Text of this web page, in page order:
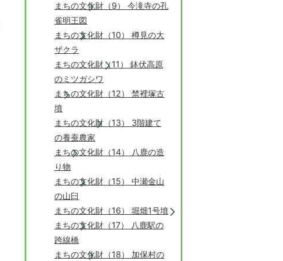
まちの文化財（9） 今滝寺の孔
雀明王図
まちの文化財（10） 樽見の大
ザクラ
まちの文化財（11） 鉢伏高原
のミツガシワ
まちの文化財（12） 禁裡塚古
墳
まちの文化財（13） 3階建て
の養蚕農家
まちの文化財（14） 八鹿の造
り物
まちの文化財（15） 中瀬金山
の山臼
まちの文化財（16） 堀畑1号墳
まちの文化財（17） 八鹿駅の
跨線橋
まちの文化財（18） 加保村の